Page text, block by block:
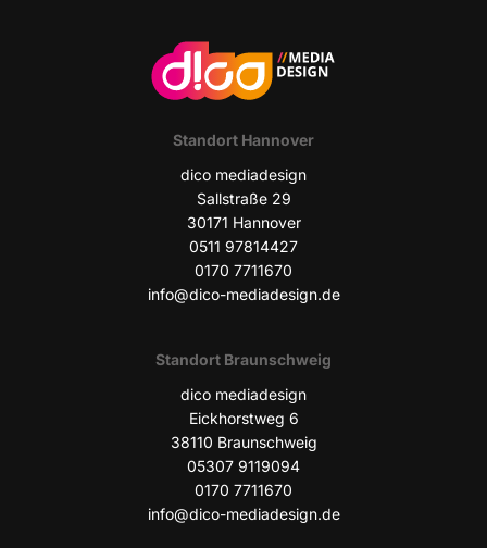
Stand­ort Hannover
dico media­de­sign
Sall­stra­ße 29
30171 Han­no­ver
0511 97814427
0170 7711670
info@dico-mediadesign.de
Stand­ort Braunschweig
dico media­de­sign
Eick­horst­weg 6
38110 Braun­schweig
05307 9119094
0170 7711670
info@dico-mediadesign.de